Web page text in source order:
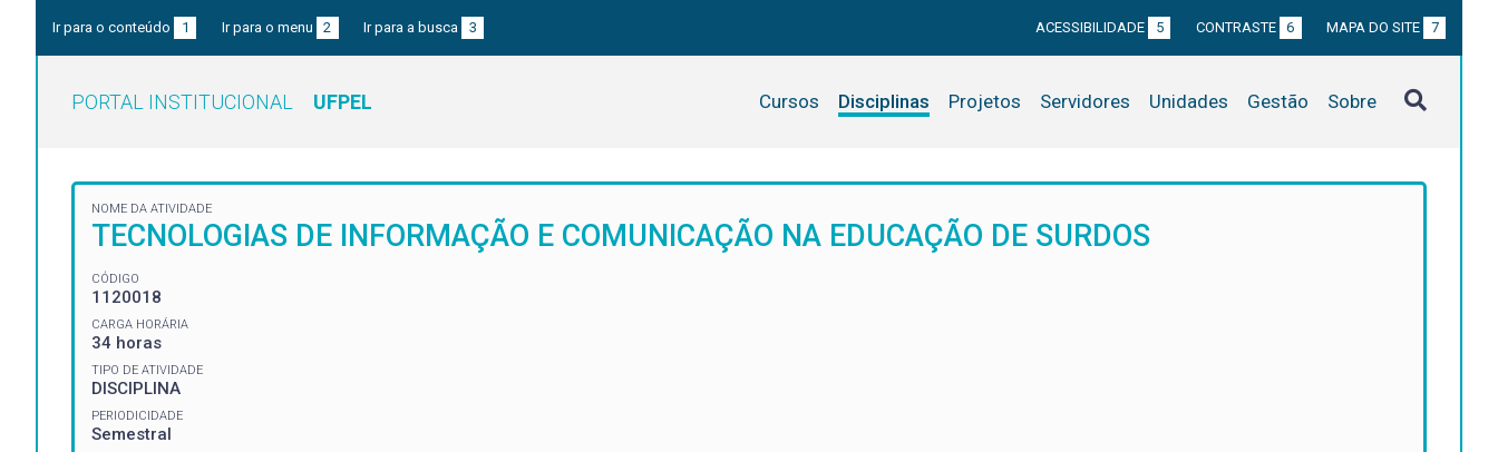
Ir para o conteúdo 1 Ir para o menu 2 Ir para a busca 3 ACESSIBILIDADE 5 CONTRASTE 6 MAPA DO SITE 7
PORTAL INSTITUCIONAL UFPEL Cursos Disciplinas Projetos Servidores Unidades Gestão Sobre
NOME DA ATIVIDADE
TECNOLOGIAS DE INFORMAÇÃO E COMUNICAÇÃO NA EDUCAÇÃO DE SURDOS
CÓDIGO
1120018
CARGA HORÁRIA
34 horas
TIPO DE ATIVIDADE
DISCIPLINA
PERIODICIDADE
Semestral